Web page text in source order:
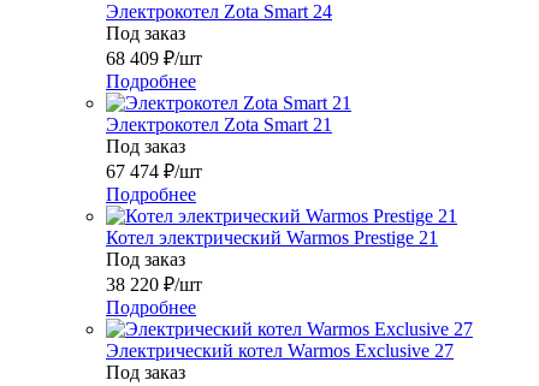
Электрокотел Zota Smart 24
Под заказ
68 409 ₽/шт
Подробнее
Электрокотел Zota Smart 21
Под заказ
67 474 ₽/шт
Подробнее
Котел электрический Warmos Prestige 21
Под заказ
38 220 ₽/шт
Подробнее
Электрический котел Warmos Exclusive 27
Под заказ